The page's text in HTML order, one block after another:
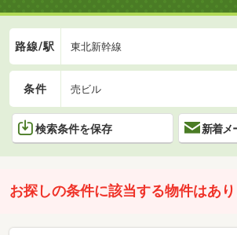
路線/駅 東北新幹線
条件 売ビル
検索条件を保存 新着メ
お探しの条件に該当する物件はあり